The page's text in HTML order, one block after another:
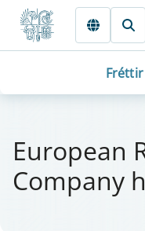
Fara beint í Meginmál
Europe­an
Company